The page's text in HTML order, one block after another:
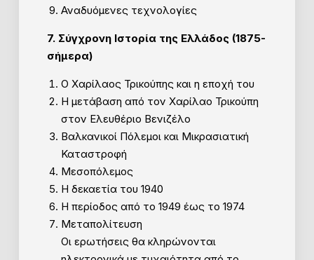
Αναδυόμενες τεχνολογίες
7. Σύγχρονη Ιστορία της Ελλάδος (1875-
σήμερα)
Ο Χαρίλαος Τρικούπης και η εποχή του
Η μετάβαση από τον Χαρίλαο Τρικούπη
στον Ελευθέριο Βενιζέλο
Βαλκανικοί Πόλεμοι και Μικρασιατική
Καταστροφή
Μεσοπόλεμος
Η δεκαετία του 1940
Η περίοδος από το 1949 έως το 1974
Μεταπολίτευση
Οι ερωτήσεις θα κληρώνονται